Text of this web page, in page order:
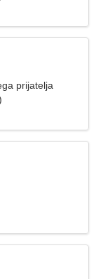
prijatelja